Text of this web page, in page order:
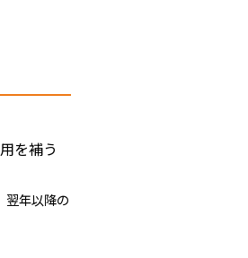
を補う
翌年以降の